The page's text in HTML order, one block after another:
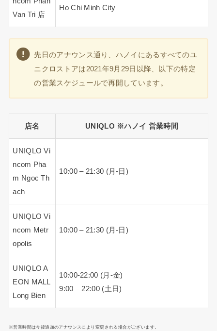
Van Tri 店
Ho Chi Minh City
先日のアナウンス通り、ハノイにあるすべてのユ
ニクロストアは2021年9月29日以降、以下の特定
の営業スケジュールで再開しています。
店名 UNIQLO ※ハノイ 営業時間
UNIQLO Vi
ncom Pha
m Ngoc Th
ach
10:00 – 21:30 (月-日)
UNIQLO Vi
ncom Metr
opolis
10:00 – 21:30 (月-日)
UNIQLO A
EON MALL
Long Bien
10:00-22:00 (月-金)
9:00 – 22:00 (土日)
※営業時間は今後追加のアナウンスにより変更される場合がございます。